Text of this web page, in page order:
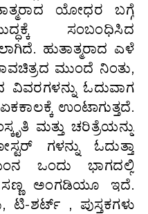
ಯೋಧರ ಬಗ್ಗೆ
ಸಂಬಂಧಿಸಿದ
ಹುತಾತ್ಮರಾದ ಎಳೆ
ಮುಂದೆ ನಿಂತು,
ವಿವರಗಳನ್ನು ಓದುವಾಗ
ಉಂಟಾಗುತ್ತದೆ.
ಮತ್ತು ಚರಿತ್ರೆಯನ್ನು
ಗಳನ್ನು ಓದುತ್ತಾ
ಒಂದು ಭಾಗದಲ್ಲಿ
ಅಂಗಡಿಯೂ ಇದೆ.
ಟಿ-ಶರ್ಟ್ , ಪುಸ್ತಕಗಳು